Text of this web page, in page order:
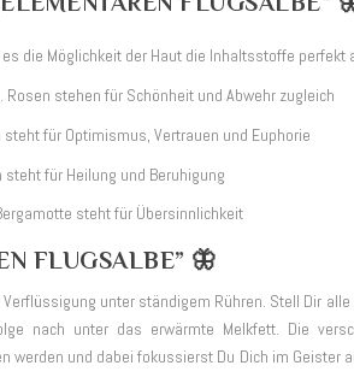
die Möglichkeit der Haut die Inhaltsstoffe perfekt
stehen für Schönheit und Abwehr zugleich
für Optimismus, Vertrauen und Euphorie
für Heilung und Beruhigung
steht für Übersinnlichkeit
FLUGSALBE” 🦋
unter ständigem Rühren. Stell Dir
nach unter das erwärmte Melkfett. Die
und dabei fokussierst Du Dich im Geister